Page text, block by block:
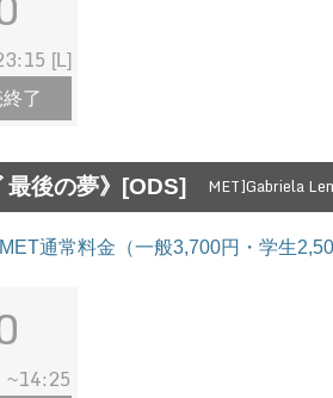
[L]
了
後の夢》[ODS] MET]Gabriela
通常料金（一般3,700円・学生
~14:25